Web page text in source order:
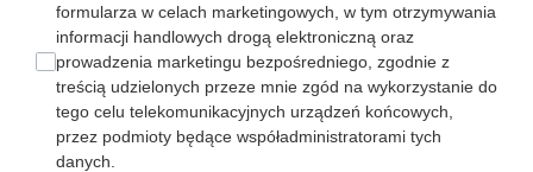
formularza w celach marketingowych, w tym otrzymywania
informacji handlowych drogą elektroniczną oraz
prowadzenia marketingu bezpośredniego, zgodnie z
treścią udzielonych przeze mnie zgód na wykorzystanie do
tego celu telekomunikacyjnych urządzeń końcowych,
przez podmioty będące współadministratorami tych
danych.